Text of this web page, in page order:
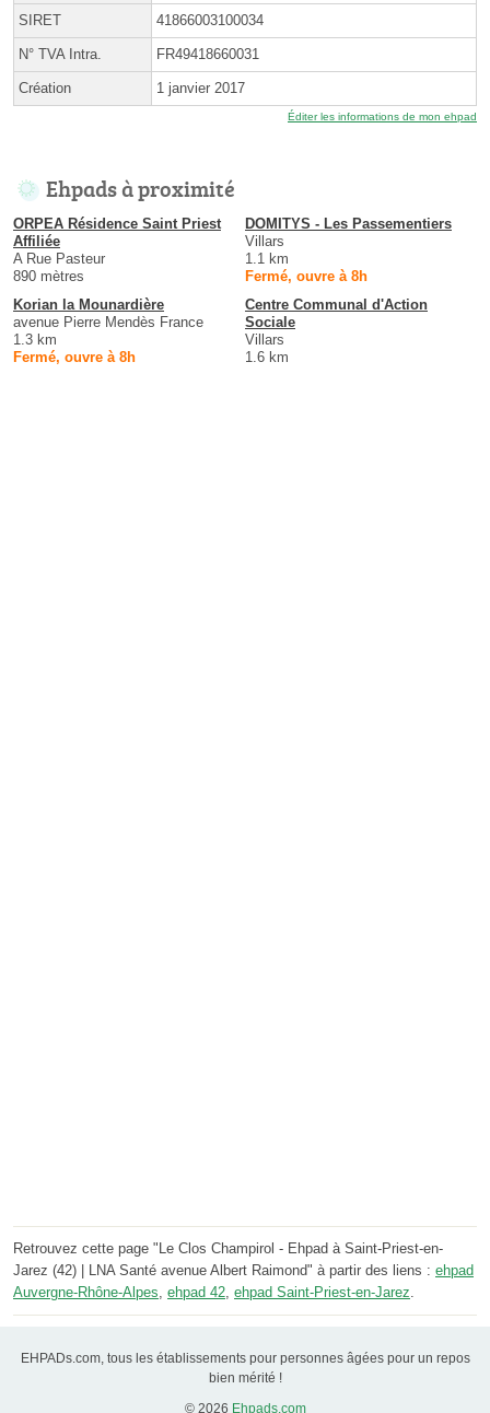
SIRET 41866003100034
N° TVA Intra. FR49418660031
Création 1 janvier 2017
Éditer les informations de mon ehpad
Ehpads à proximité
ORPEA Résidence Saint Priest
Affiliée
A Rue Pasteur
890 mètres
DOMITYS - Les Passementiers
Villars
1.1 km
Fermé, ouvre à 8h
Korian la Mounardière
avenue Pierre Mendès France
1.3 km
Fermé, ouvre à 8h
Centre Communal d'Action
Sociale
Villars
1.6 km
Retrouvez cette page "Le Clos Champirol - Ehpad à Saint-Priest-en-
Jarez (42) | LNA Santé avenue Albert Raimond" à partir des liens : ehpad
Auvergne-Rhône-Alpes, ehpad 42, ehpad Saint-Priest-en-Jarez.
EHPADs.com, tous les établissements pour personnes âgées pour un repos
bien mérité !
© 2026 Ehpads.com